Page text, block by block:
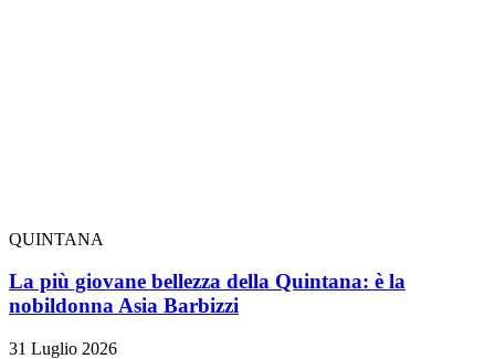
QUINTANA
La più giovane bellezza della Quintana: è la
nobildonna Asia Barbizzi
31 Luglio 2026